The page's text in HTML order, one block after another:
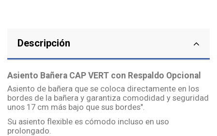
Descripción
Asiento Bañera CAP VERT con Respaldo Opcional
Asiento de bañera que se coloca directamente en los
bordes de la bañera y garantiza comodidad y seguridad
unos 17 cm más bajo que sus bordes".
Su asiento flexible es cómodo incluso en uso
prolongado.